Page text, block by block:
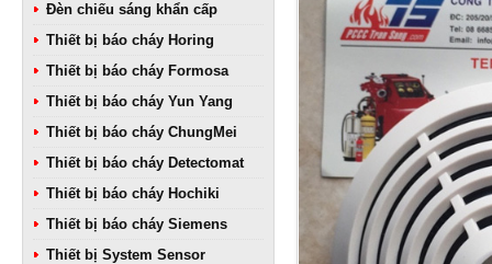
Đèn chiếu sáng khẩn cấp
Thiết bị báo cháy Horing
Thiết bị báo cháy Formosa
Thiết bị báo cháy Yun Yang
Thiết bị báo cháy ChungMei
Thiết bị báo cháy Detectomat
Thiết bị báo cháy Hochiki
Thiết bị báo cháy Siemens
Thiết bị System Sensor